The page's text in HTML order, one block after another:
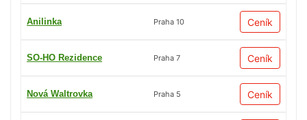
Anilinka Praha 10 Ceník
SO-HO Rezidence Praha 7 Ceník
Nová Waltrovka Praha 5 Ceník